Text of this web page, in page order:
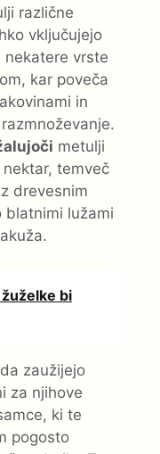
različne
vključujejo
nekatere vrste
kar poveča
in
metulji
temveč
drevesnim
blatnimi lužami
bi
zaužijejo
za njihove
ki te
pogosto